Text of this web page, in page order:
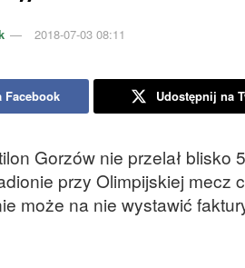
2018-07-03 08:11
Facebook Udostępnij na
Gorzów nie przelał
przy Olimpijskiej mecz
może na nie wystawić